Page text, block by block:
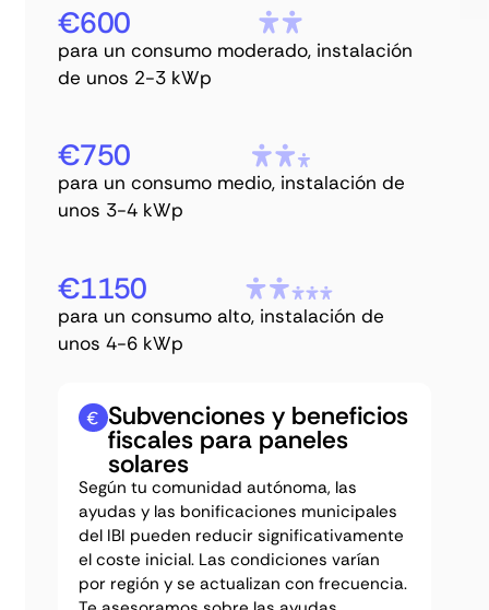
Subvenciones y beneficios
fiscales para paneles
solares
Según tu comunidad autónoma, las
ayudas y las bonificaciones municipales
del IBI pueden reducir significativamente
el coste inicial. Las condiciones varían
por región y se actualizan con frecuencia.
€600
para un consumo moderado, instalación
de unos 2-3 kWp
€750
para un consumo medio, instalación de
unos 3-4 kWp
€1150
para un consumo alto, instalación de
unos 4-6 kWp